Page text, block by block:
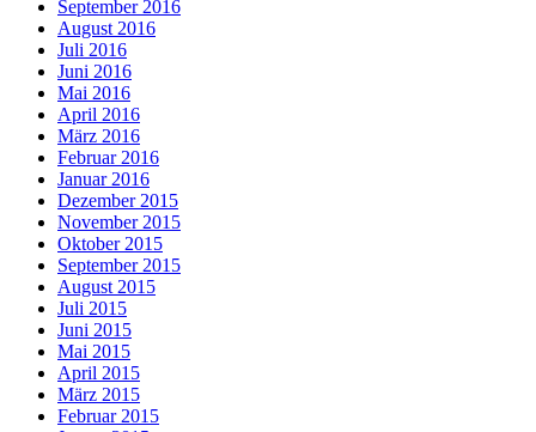
September 2016
August 2016
Juli 2016
Juni 2016
Mai 2016
April 2016
März 2016
Februar 2016
Januar 2016
Dezember 2015
November 2015
Oktober 2015
September 2015
August 2015
Juli 2015
Juni 2015
Mai 2015
April 2015
März 2015
Februar 2015